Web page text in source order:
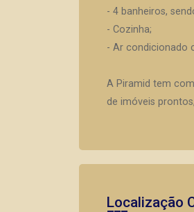
- 4 banheiros,
- Cozinha;
- Ar condicionado
A Piramid tem
de imóveis
Localização